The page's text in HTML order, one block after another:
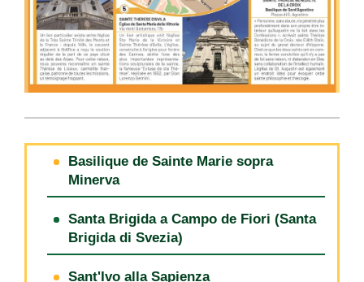
Basilique de Sainte Marie sopra
Minerva
Santa Brigida a Campo de Fiori (Santa
Brigida di Svezia)
Sant'Ivo alla Sapienza